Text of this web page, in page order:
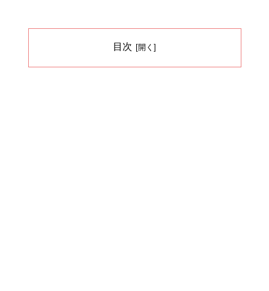
目次